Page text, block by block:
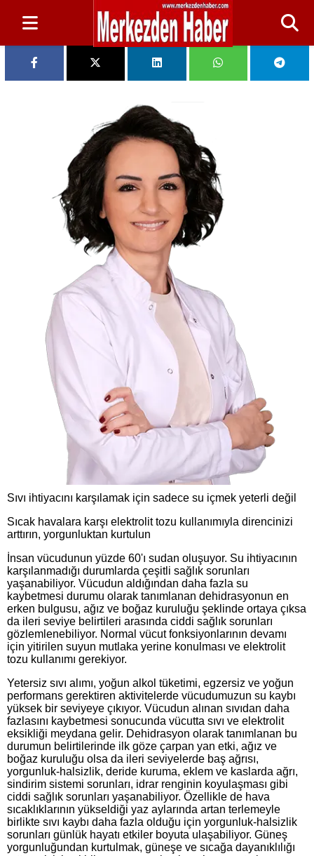
Sıvı ihtiyacını karşılamak için sadece su içmek yeterli değil
Sıcak havalara karşı elektrolit tozu kullanımıyla direncinizi
arttırın, yorgunluktan kurtulun
İnsan vücudunun yüzde 60'ı sudan oluşuyor. Su ihtiyacının
karşılanmadığı durumlarda çeşitli sağlık sorunları
yaşanabiliyor. Vücudun aldığından daha fazla su
kaybetmesi durumu olarak tanımlanan dehidrasyonun en
erken bulgusu, ağız ve boğaz kuruluğu şeklinde ortaya çıksa
da ileri seviye belirtileri arasında ciddi sağlık sorunları
gözlemlenebiliyor. Normal vücut fonksiyonlarının devamı
için yitirilen suyun mutlaka yerine konulması ve elektrolit
tozu kullanımı gerekiyor.
Yetersiz sıvı alımı, yoğun alkol tüketimi, egzersiz ve yoğun
performans gerektiren aktivitelerde vücudumuzun su kaybı
yüksek bir seviyeye çıkıyor. Vücudun alınan sıvıdan daha
fazlasını kaybetmesi sonucunda vücutta sıvı ve elektrolit
eksikliği meydana gelir. Dehidrasyon olarak tanımlanan bu
durumun belirtilerinde ilk göze çarpan yan etki, ağız ve
boğaz kuruluğu olsa da ileri seviyelerde baş ağrısı,
yorgunluk-halsizlik, deride kuruma, eklem ve kaslarda ağrı,
sindirim sistemi sorunları, idrar renginin koyulaşması gibi
ciddi sağlık sorunları yaşanabiliyor. Özellikle de hava
sıcaklıklarının yükseldiği yaz aylarında artan terlemeyle
birlikte sıvı kaybı daha fazla olduğu için yorgunluk-halsizlik
sorunları günlük hayatı etkiler boyuta ulaşabiliyor. Güneş
yorgunluğundan kurtulmak, güneşe ve sıcağa dayanıklılığı